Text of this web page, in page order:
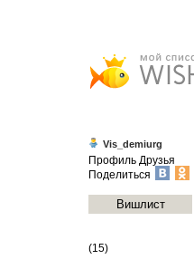
Vis_demiurg
Профиль Друзья
Поделиться
Вишлист
(15)